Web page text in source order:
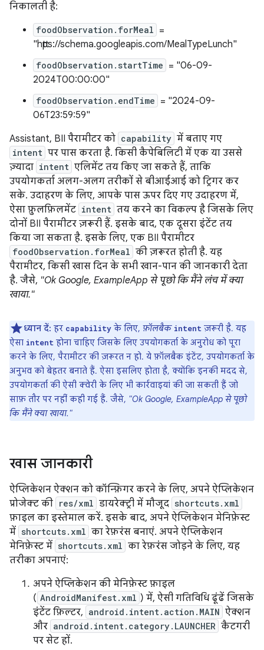
निकालती है:
foodObservation.forMeal =
"https://schema.googleapis.com/MealTypeLunch"
foodObservation.startTime = "06-09-
2024T00:00:00"
foodObservation.endTime = "2024-09-
06T23:59:59"
Assistant, BII पैरामीटर को capability में बताए गए
intent पर पास करता है. किसी कैपेबिलिटी में एक या उससे
ज़्यादा intent एलिमेंट तय किए जा सकते हैं, ताकि
उपयोगकर्ता अलग-अलग तरीकों से बीआईआई को ट्रिगर कर
सके. उदाहरण के लिए, आपके पास ऊपर दिए गए उदाहरण में,
ऐसा फ़ुलफ़िलमेंट intent तय करने का विकल्प है जिसके लिए
दोनों BII पैरामीटर ज़रूरी हैं. इसके बाद, एक दूसरा इंटेंट तय
किया जा सकता है. इसके लिए, एक BII पैरामीटर
foodObservation.forMeal की ज़रूरत होती है. यह
पैरामीटर, किसी खास दिन के सभी खान-पान की जानकारी देता
है. जैसे, "Ok Google, ExampleApp से पूछो कि मैंने लंच में क्या
खाया."
ध्यान दें: हर capability के लिए, फ़ॉलबैक intent ज़रूरी है. यह
ऐसा intent होना चाहिए जिसके लिए उपयोगकर्ता के अनुरोध को पूरा
करने के लिए, पैरामीटर की ज़रूरत न हो. ये फ़ॉलबैक इंटेंट, उपयोगकर्ता के
अनुभव को बेहतर बनाते हैं. ऐसा इसलिए होता है, क्योंकि इनकी मदद से,
उपयोगकर्ता की ऐसी क्वेरी के लिए भी कार्रवाइयां की जा सकती हैं जो
साफ़ तौर पर नहीं कही गई हैं. जैसे, "Ok Google, ExampleApp से पूछो
कि मैंने क्या खाया."
खास जानकारी
ऐप्लिकेशन ऐक्शन को कॉन्फ़िगर करने के लिए, अपने ऐप्लिकेशन
प्रोजेक्ट की res/xml डायरेक्ट्री में मौजूद shortcuts.xml
फ़ाइल का इस्तेमाल करें. इसके बाद, अपने ऐप्लिकेशन मेनिफ़ेस्ट
में shortcuts.xml का रेफ़रंस बनाएं. अपने ऐप्लिकेशन
मेनिफ़ेस्ट में shortcuts.xml का रेफ़रंस जोड़ने के लिए, यह
तरीका अपनाएं:
अपने ऐप्लिकेशन की मेनिफ़ेस्ट फ़ाइल
( AndroidManifest.xml ) में, ऐसी गतिविधि ढूंढें जिसके
इंटेंट फ़िल्टर, android.intent.action.MAIN ऐक्शन
और android.intent.category.LAUNCHER कैटगरी
पर सेट हों.